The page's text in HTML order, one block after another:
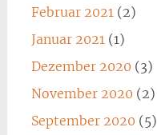
Februar 2021 (2)
Januar 2021 (1)
Dezember 2020 (3)
November 2020 (2)
September 2020 (5)